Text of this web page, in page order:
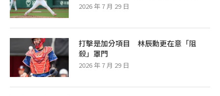
2026 年 7 月 29 日
打擊是加分項目 林辰勳更在意「阻
殺」罩門
2026 年 7 月 29 日